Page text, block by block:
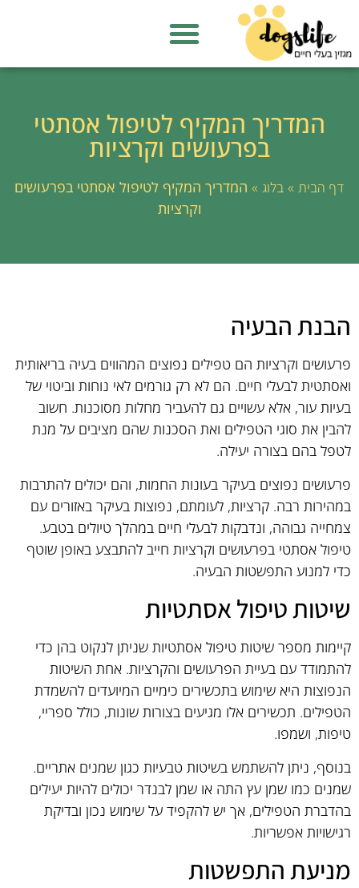
המדריך המקיף לטיפול אסתטי
בפרעושים וקרציות
דף הבית » בלוג » המדריך המקיף לטיפול אסתטי בפרעושים
וקרציות
הבנת הבעיה
פרעושים וקרציות הם טפילים נפוצים המהווים בעיה בריאותית
ואסתטית לבעלי חיים. הם לא רק גורמים לאי נוחות וביטוי של
בעיות עור, אלא עשויים גם להעביר מחלות מסוכנות. חשוב
להבין את סוגי הטפילים ואת הסכנות שהם מציבים על מנת
לטפל בהם בצורה יעילה.
פרעושים נפוצים בעיקר בעונות החמות, והם יכולים להתרבות
במהירות רבה. קרציות, לעומתם, נפוצות בעיקר באזורים עם
צמחייה גבוהה, ונדבקות לבעלי חיים במהלך טיולים בטבע.
טיפול אסתטי בפרעושים וקרציות חייב להתבצע באופן שוטף
כדי למנוע התפשטות הבעיה.
שיטות טיפול אסתטיות
קיימות מספר שיטות טיפול אסתטיות שניתן לנקוט בהן כדי
להתמודד עם בעיית הפרעושים והקרציות. אחת השיטות
הנפוצות היא שימוש בתכשירים כימיים המיועדים להשמדת
הטפילים. תכשירים אלו מגיעים בצורות שונות, כולל ספריי,
טיפות, ושמפו.
בנוסף, ניתן להשתמש בשיטות טבעיות כגון שמנים אתריים.
שמנים כמו שמן עץ התה או שמן לבנדר יכולים להיות יעילים
בהדברת הטפילים, אך יש להקפיד על שימוש נכון ובדיקת
רגישויות אפשריות.
מניעת התפשטות